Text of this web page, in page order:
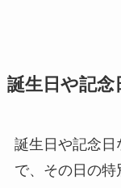
誕生日や記念
誕生日や記念日
で、その日の特